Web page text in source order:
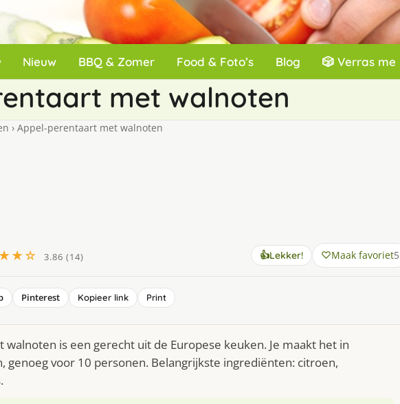
Nieuw BBQ & Zomer Food & Foto’s Blog 🎲 Verras me
met walnoten
› Appel-perentaart met walnoten
3.86 (14) 👍Lekker! Maak favoriet5
Pinterest Kopieer link Print
is een gerecht uit de Europese keuken. Je maakt het in
genoeg voor 10 personen. Belangrijkste ingrediënten: citroen,